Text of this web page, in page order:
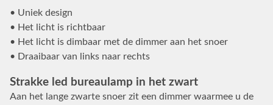
• Uniek design
• Het licht is richtbaar
• Het licht is dimbaar met de dimmer aan het snoer
• Draaibaar van links naar rechts
Strakke led bureaulamp in het zwart
Aan het lange zwarte snoer zit een dimmer waarmee u de